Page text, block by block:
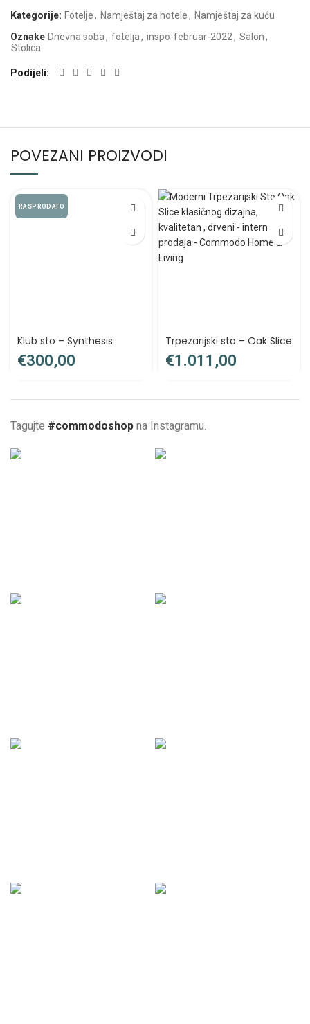
Kategorije: Fotelje, Namještaj za hotele, Namještaj za kuću
Oznake Dnevna soba, fotelja, inspo-februar-2022, Salon,
Stolica
Podijeli
POVEZANI PROIZVODI
RASPRODATO
Klub sto – Synthesis
€
Trpezarijski sto – Oak Slice
€
Tagujte #commodoshop na Instagramu.